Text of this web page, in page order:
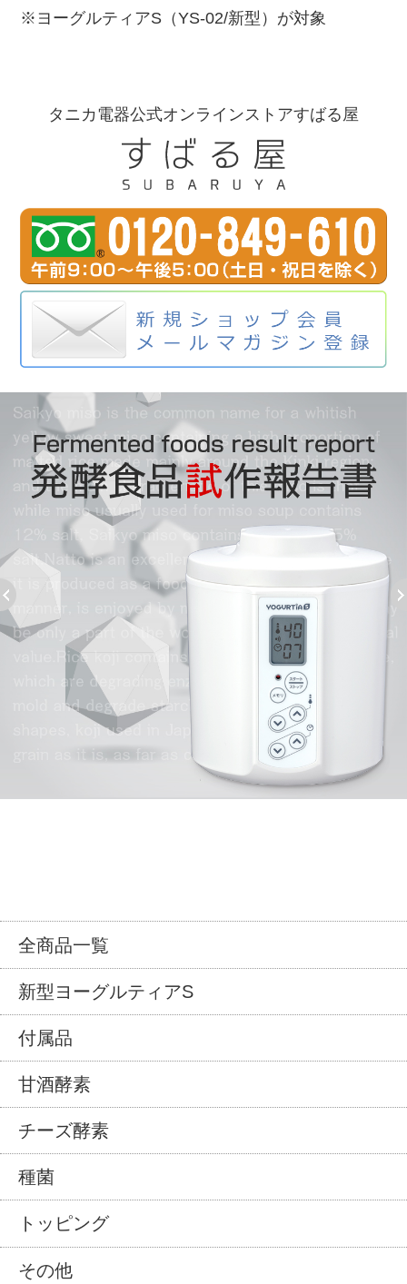
※ヨーグルティアS（YS-02/新型）が対象
タニカ電器公式オンラインストアすばる屋
全商品一覧
新型ヨーグルティアS
付属品
甘酒酵素
チーズ酵素
種菌
トッピング
その他